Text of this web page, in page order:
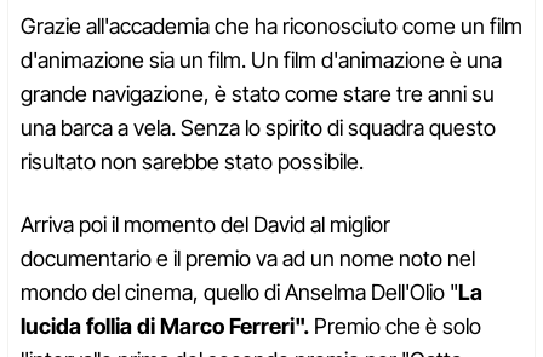
Grazie all'accademia che ha riconosciuto come un film
d'animazione sia un film. Un film d'animazione è una
grande navigazione, è stato come stare tre anni su
una barca a vela. Senza lo spirito di squadra questo
risultato non sarebbe stato possibile.
Arriva poi il momento del David al miglior
documentario e il premio va ad un nome noto nel
mondo del cinema, quello di Anselma Dell'Olio "La
lucida follia di Marco Ferreri". Premio che è solo